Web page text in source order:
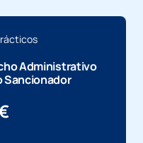
Administrativo
Sancionador